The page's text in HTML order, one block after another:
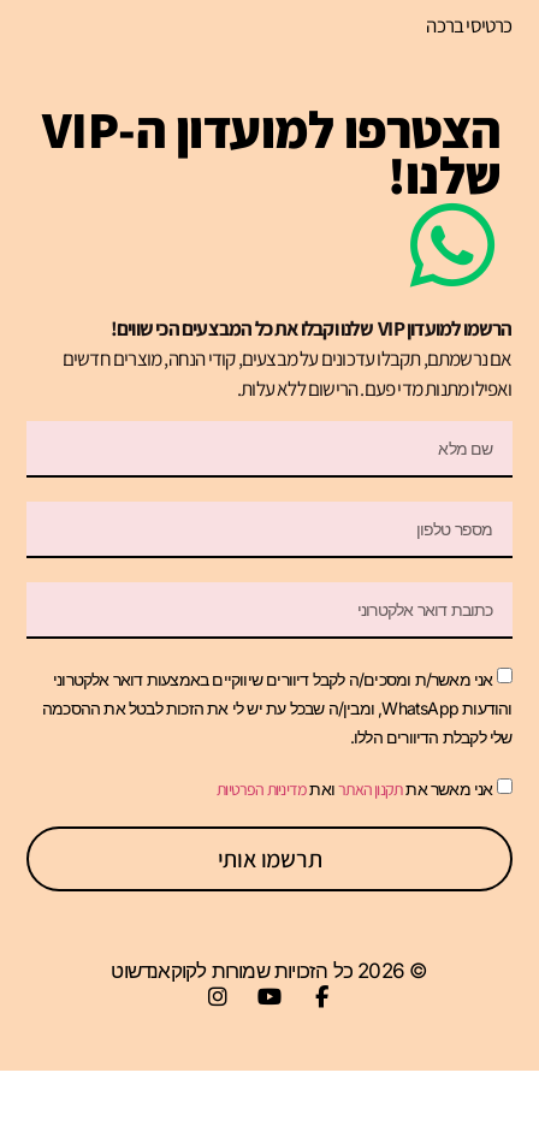
כרטיסי ברכה
הצטרפו למועדון ה-VIP
שלנו!
הרשמו למועדון VIP שלנו וקבלו את כל המבצעים הכי שווים!
אם נרשמתם, תקבלו עדכונים על מבצעים, קודי הנחה, מוצרים חדשים
ואפילו מתנות מדי פעם. הרישום ללא עלות.
אני מאשר/ת ומסכים/ה לקבל דיוורים שיווקיים באמצעות דואר אלקטרוני
והודעות WhatsApp, ומבין/ה שבכל עת יש לי את הזכות לבטל את ההסכמה
שלי לקבלת הדיוורים הללו.
אני מאשר אתתקנון האתרואתמדיניות הפרטיות
תרשמו אותי
© 2026 כל הזכויות שמורות לקוקאנדשוט